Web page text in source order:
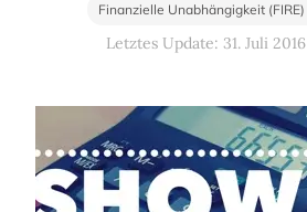
Finanzielle Unabhängigkeit
Letztes Update: 31. Juli 2016